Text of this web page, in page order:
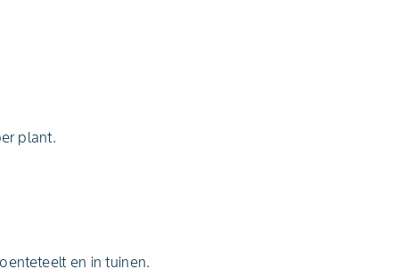
plant.
en in tuinen.